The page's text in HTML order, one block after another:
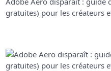
gratuites) pour les créateurs